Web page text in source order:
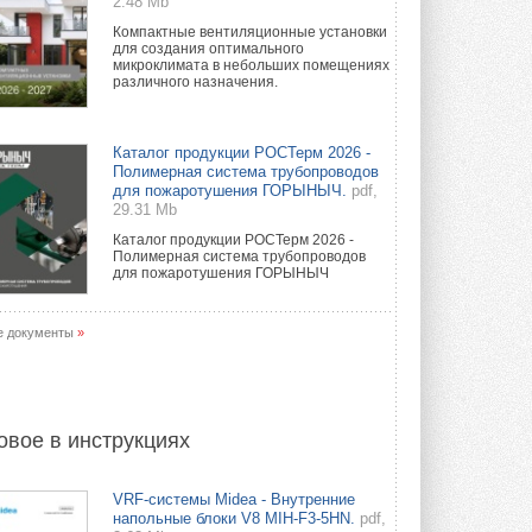
Компактные вентиляционные установки
для создания оптимального
микроклимата в небольших помещениях
различного назначения.
Каталог продукции РОСТерм 2026 -
Полимерная система трубопроводов
для пожаротушения ГОРЫНЫЧ.
pdf,
29.31 Mb
Каталог продукции РОСТерм 2026 -
Полимерная система трубопроводов
для пожаротушения ГОРЫНЫЧ
документы »
в инструкциях
VRF-системы Midea - Внутренние
напольные блоки V8 MIH-F3-5HN. pdf,